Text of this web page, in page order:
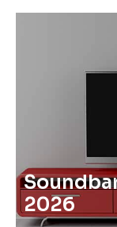
2026